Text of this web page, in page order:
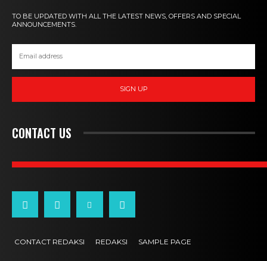
TO BE UPDATED WITH ALL THE LATEST NEWS, OFFERS AND SPECIAL
ANNOUNCEMENTS.
SIGN UP
CONTACT US
CONTACT REDAKSI REDAKSI SAMPLE PAGE